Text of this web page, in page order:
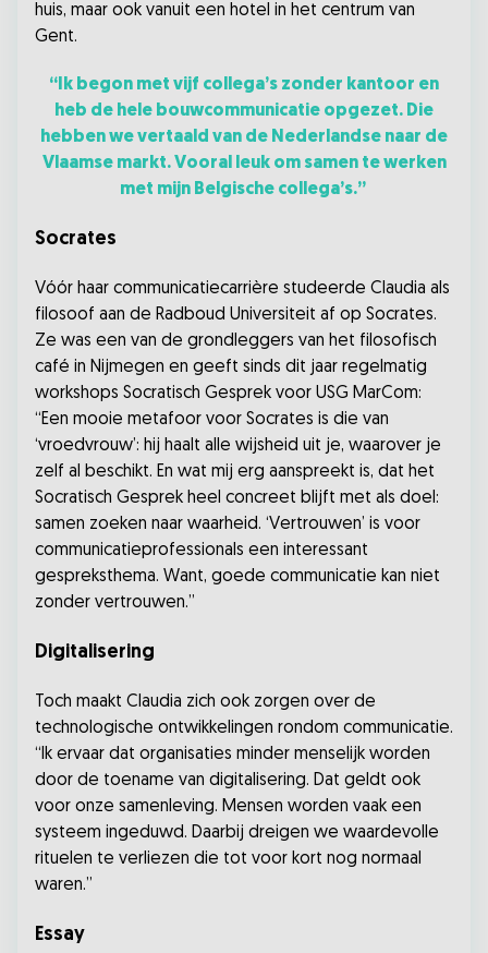
huis, maar ook vanuit een hotel in het centrum van
Gent.
“Ik begon met vijf collega’s zonder kantoor en
heb de hele bouwcommunicatie opgezet. Die
hebben we vertaald van de Nederlandse naar de
Vlaamse markt. Vooral leuk om samen te werken
met mijn Belgische collega’s.”
Socrates
Vóór haar communicatiecarrière studeerde Claudia als
filosoof aan de Radboud Universiteit af op Socrates.
Ze was een van de grondleggers van het filosofisch
café in Nijmegen en geeft sinds dit jaar regelmatig
workshops Socratisch Gesprek voor USG MarCom:
“Een mooie metafoor voor Socrates is die van
‘vroedvrouw’: hij haalt alle wijsheid uit je, waarover je
zelf al beschikt. En wat mij erg aanspreekt is, dat het
Socratisch Gesprek heel concreet blijft met als doel:
samen zoeken naar waarheid. ‘Vertrouwen’ is voor
communicatieprofessionals een interessant
gespreksthema. Want, goede communicatie kan niet
zonder vertrouwen.”
Digitalisering
Toch maakt Claudia zich ook zorgen over de
technologische ontwikkelingen rondom communicatie.
“Ik ervaar dat organisaties minder menselijk worden
door de toename van digitalisering. Dat geldt ook
voor onze samenleving. Mensen worden vaak een
systeem ingeduwd. Daarbij dreigen we waardevolle
rituelen te verliezen die tot voor kort nog normaal
waren.”
Essay